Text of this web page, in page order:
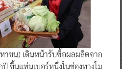
าชน) เดินหน้ารับซื้อผลผลิตจาก
ขึ้นแท่นเบอร์หนึ่งในช่องทางโม